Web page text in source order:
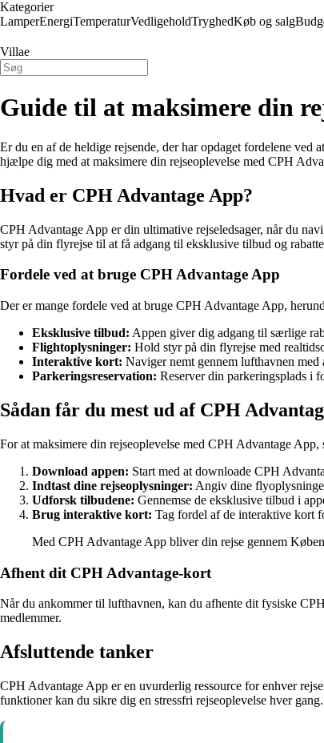
Kategorier
LamperEnergiTemperaturVedligeholdTryghedKøb og salg
Villae
Guide til at maksimere din
Er du en af de heldige rejsende, der har opdaget fordelene
hjælpe dig med at maksimere din rejseoplevelse med CPH
Hvad er CPH Advantage App?
CPH Advantage App er din ultimative rejseledsager, når du
styr på din flyrejse til at få adgang til eksklusive tilbud og
Fordele ved at bruge CPH Advantage App
Der er mange fordele ved at bruge CPH Advantage App,
Eksklusive tilbud: Appen giver dig adgang til særlige
Flightoplysninger: Hold styr på din flyrejse med
Interaktive kort: Naviger nemt gennem lufthavnen med
Parkeringsreservation: Reserver din parkeringsplads i
Sådan får du mest ud af CPH
For at maksimere din rejseoplevelse med CPH Advantage App,
Download appen: Start med at downloade CPH
Indtast dine rejseoplysninger: Angiv dine
Udforsk tilbudene: Gennemse de eksklusive tilbud i
Brug interaktive kort: Tag fordel af de interaktive kort
Med CPH Advantage App bliver din rejse gennem
Afhent dit CPH Advantage-kort
Når du ankommer til lufthavnen, kan du afhente dit fysiske
medlemmer.
Afsluttende tanker
CPH Advantage App er en uvurderlig ressource for enhver
funktioner kan du sikre dig en stressfri rejseoplevelse hver gang.